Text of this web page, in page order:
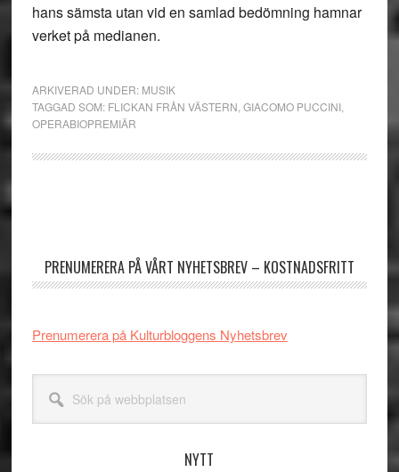
hans sämsta utan vid en samlad bedömning hamnar
verket på medianen.
ARKIVERAD UNDER: MUSIK
TAGGAD SOM: FLICKAN FRÅN VÄSTERN GIACOMO PUCCINI,
OPERABIOPREMIÄR
PRENUMERERA PÅ VÅRT NYHETSBREV – KOSTNADSFRITT
Prenumerera på Kulturbloggens Nyhetsbrev
webbplatsen
NYTT